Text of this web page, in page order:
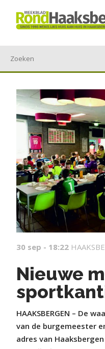
30 sep - 18:22
Nieuwe
HAAKSBERGEN – De
van de burgemeester
adres van